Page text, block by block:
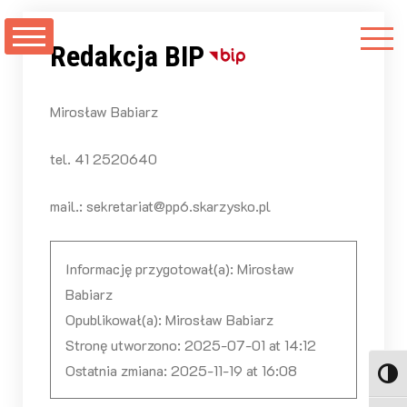
do
Redakcja BIP
Mirosław Babiarz
tel. 41 2520640
mail.: sekretariat@pp6.skarzysko.pl
Informację przygotował(a): Mirosław
Babiarz
Opublikował(a): Mirosław Babiarz
Stronę utworzono: 2025-07-01 at 14:12
Ostatnia zmiana: 2025-11-19 at 16:08